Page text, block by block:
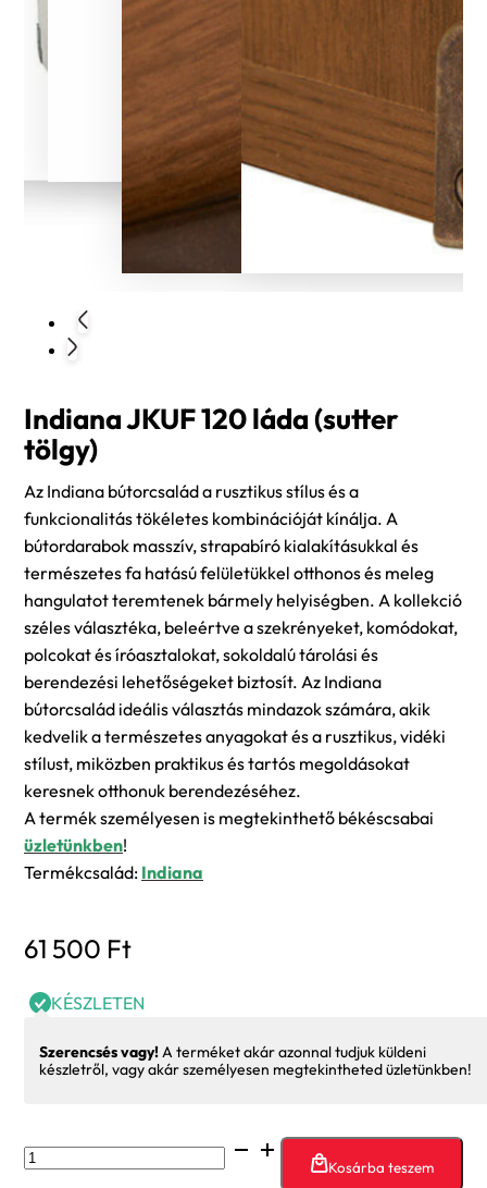
Indiana JKUF 120 láda (sutter
tölgy)
Az Indiana bútorcsalád a rusztikus stílus és a
funkcionalitás tökéletes kombinációját kínálja. A
bútordarabok masszív, strapabíró kialakításukkal és
természetes fa hatású felületükkel otthonos és meleg
hangulatot teremtenek bármely helyiségben. A kollekció
széles választéka, beleértve a szekrényeket, komódokat,
polcokat és íróasztalokat, sokoldalú tárolási és
berendezési lehetőségeket biztosít. Az Indiana
bútorcsalád ideális választás mindazok számára, akik
kedvelik a természetes anyagokat és a rusztikus, vidéki
stílust, miközben praktikus és tartós megoldásokat
keresnek otthonuk berendezéséhez.
A termék személyesen is megtekinthető békéscsabai
üzletünkben!
Termékcsalád: Indiana
61 500 Ft
KÉSZLETEN
Szerencsés vagy!A terméket akár azonnal tudjuk küldeni
készletről, vagy akár személyesen megtekintheted üzletünkben!
Indiana
JKUF
Kosárba teszem